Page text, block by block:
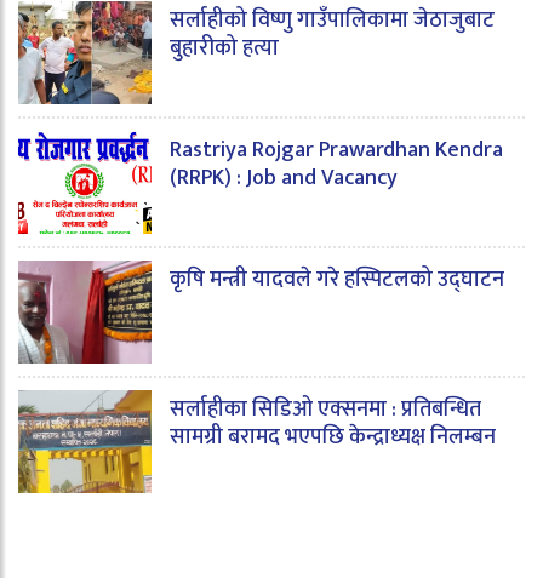
सर्लाहीको विष्णु गाउँपालिकामा जेठाजुबाट
बुहारीको हत्या
Rastriya Rojgar Prawardhan Kendra
(RRPK) : Job and Vacancy
कृषि मन्त्री यादवले गरे हस्पिटलको उद्घाटन
सर्लाहीका सिडिओ एक्सनमा : प्रतिबन्धित
सामग्री बरामद भएपछि केन्द्राध्यक्ष निलम्बन